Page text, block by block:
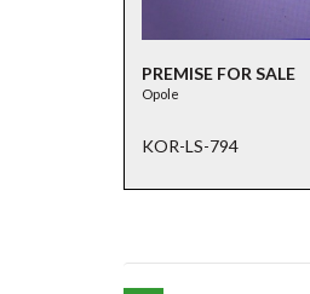
PREMISE FOR SALE
Opole
KOR-LS-794